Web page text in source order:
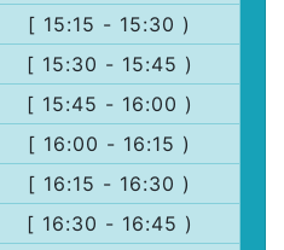
[ 15:15 - 15:30 )
[ 15:30 - 15:45 )
[ 15:45 - 16:00 )
[ 16:00 - 16:15 )
[ 16:15 - 16:30 )
[ 16:30 - 16:45 )